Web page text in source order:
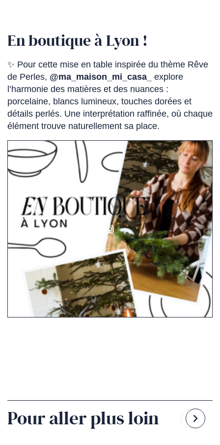
En boutique à Lyon !
✨ Pour cette mise en table inspirée du thème Rêve
de Perles, @ma_maison_mi_casa_
(Ce
lien
s'ouvre
dans
un
nouvel
onglet)
explore
l’harmonie des matières et des nuances :
porcelaine, blancs lumineux, touches dorées et
détails perlés. Une interprétation raffinée, où chaque
élément trouve naturellement sa place.
lien
s'ouvre
dans
un
Pour aller plus loin